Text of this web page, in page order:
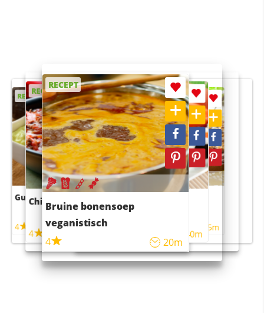
RECEPT
Guacamole
4
RECEPT
Chili con carne
4
RECEPT
Bruine bonensoep
veganistisch
4
20m
RECEPT
Sushi rijstsalade
maaltijdsalade
40m
RECEPT
4 55m